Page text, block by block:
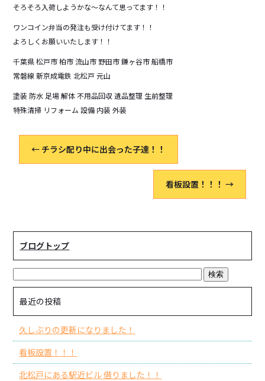
そろそろ入荷しようかな～なんて思ってます！！
ワンコイン弁当の発注も受け付けてます！！
よろしくお願いいたします！！
千葉県 松戸市 柏市 流山市 野田市 鎌ヶ谷市 船橋市
常磐線 新京成電鉄 北松戸 元山
塗装 防水 足場 解体 不用品回収 遺品整理 生前整理
特殊清掃 リフォーム 設備 内装 外装
← チラシ配り中に出会った子達！！
看板設置！！！ →
ブログトップ
最近の投稿
久しぶりの更新になりました！
看板設置！！！
北松戸にある駅近ビル 借りました！！